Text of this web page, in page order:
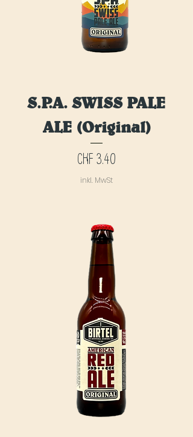
S.P.A. SWISS PALE
ALE (Original)
Preis
CHF 3.40
inkl. MwSt